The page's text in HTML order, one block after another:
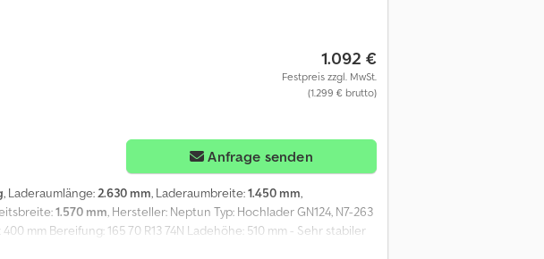
1.092 €
Festpreis zzgl. MwSt.
(1.299 € brutto)
Anfrage senden
, Laderaumlänge:2.630 mm, Laderaumbreite:1.450 mm,
1.570 mm, Hersteller: Neptun Typ: Hochlader GN124, N7-263
mm Bereifung: 165 70 R13 74N Ladehöhe: 510 mm - Sehr stabiler
Registrierungsversion mit ZG 400 kg, 450 kg, 500 kg, 550 kg, 600